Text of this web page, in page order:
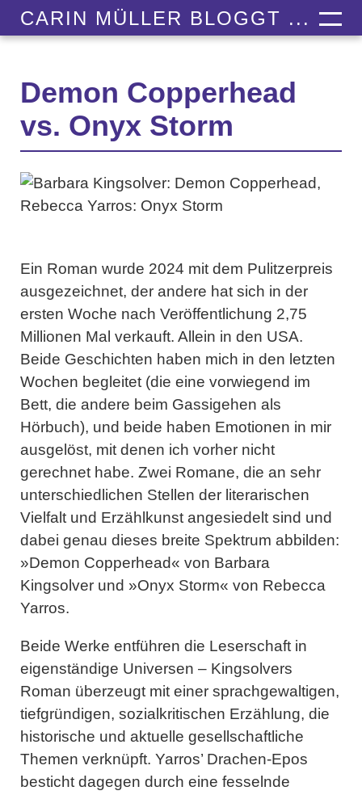
CARIN MÜLLER BLOGGT ...
Demon Copperhead
vs. Onyx Storm
Ein Roman wurde 2024 mit dem Pulitzerpreis
ausgezeichnet, der andere hat sich in der
ersten Woche nach Veröffentlichung 2,75
Millionen Mal verkauft. Allein in den USA.
Beide Geschichten haben mich in den letzten
Wochen begleitet (die eine vorwiegend im
Bett, die andere beim Gassigehen als
Hörbuch), und beide haben Emotionen in mir
ausgelöst, mit denen ich vorher nicht
gerechnet habe. Zwei Romane, die an sehr
unterschiedlichen Stellen der literarischen
Vielfalt und Erzählkunst angesiedelt sind und
dabei genau dieses breite Spektrum abbilden:
»Demon Copperhead« von Barbara
Kingsolver und »Onyx Storm« von Rebecca
Yarros.
Beide Werke entführen die Leserschaft in
eigenständige Universen – Kingsolvers
Roman überzeugt mit einer sprachgewaltigen,
tiefgründigen, sozialkritischen Erzählung, die
historische und aktuelle gesellschaftliche
Themen verknüpft. Yarros’ Drachen-Epos
besticht dagegen durch eine fesselnde